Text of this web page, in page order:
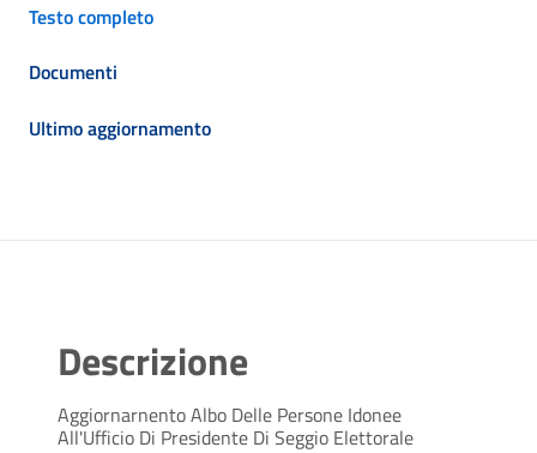
Testo completo
Documenti
Ultimo aggiornamento
Descrizione
Aggiornarnento Albo Delle Persone Idonee
All'Ufficio Di Presidente Di Seggio Elettorale